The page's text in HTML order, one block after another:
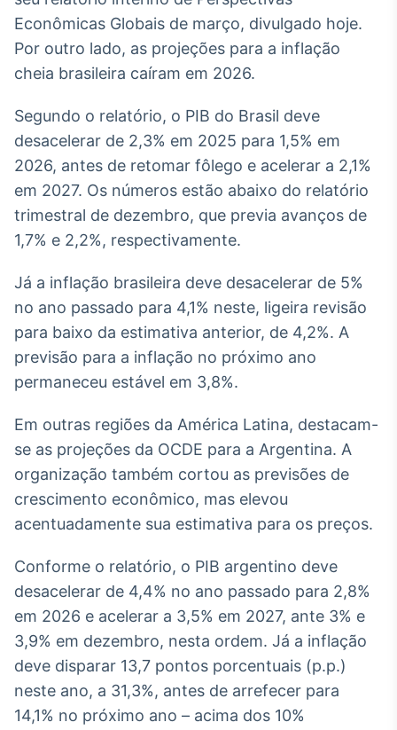
conteúdos
personalizados
e Conteúdos
OTC
Plataforma para
negociação de
ativos
Broadcast
Datafeed
integração de
conteúdos e
dados
Broadcast
Ticker
headlines de
notícias
Broadcast
Componentes
funcionalidades
Broadcast
Wallboard
Conteúdos e
dados para
displays e telas
Econômicas Globais de março, divulgado hoje.
Por outro lado, as projeções para a inflação
cheia brasileira caíram em 2026.
Segundo o relatório, o PIB do Brasil deve
desacelerar de 2,3% em 2025 para 1,5% em
2026, antes de retomar fôlego e acelerar a 2,1%
em 2027. Os números estão abaixo do relatório
trimestral de dezembro, que previa avanços de
1,7% e 2,2%, respectivamente.
Já a inflação brasileira deve desacelerar de 5%
no ano passado para 4,1% neste, ligeira revisão
para baixo da estimativa anterior, de 4,2%. A
previsão para a inflação no próximo ano
permaneceu estável em 3,8%.
Em outras regiões da América Latina, destacam-
se as projeções da OCDE para a Argentina. A
organização também cortou as previsões de
crescimento econômico, mas elevou
acentuadamente sua estimativa para os preços.
Conforme o relatório, o PIB argentino deve
desacelerar de 4,4% no ano passado para 2,8%
em 2026 e acelerar a 3,5% em 2027, ante 3% e
3,9% em dezembro, nesta ordem. Já a inflação
deve disparar 13,7 pontos porcentuais (p.p.)
neste ano, a 31,3%, antes de arrefecer para
14,1% no próximo ano – acima dos 10%